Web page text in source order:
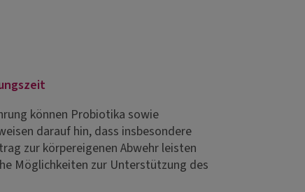
können Probiotika sowie
darauf hin, dass insbesondere
zur körpereigenen Abwehr leisten
Möglichkeiten zur Unterstützung des